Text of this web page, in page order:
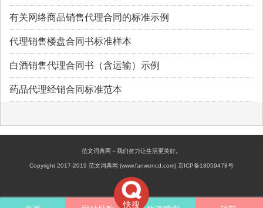
有关网络商品销售代理合同的标准示例
代理销售楼盘合同书标准样本
白酒销售代理合同书（含运输）示例
药品代理经销合同标准范本
快搜
范文词典网－我们努力让生活更美好。
Copyright 2017-2019 范文词典网 (www.fanwencd.com) 京ICP备18059478号